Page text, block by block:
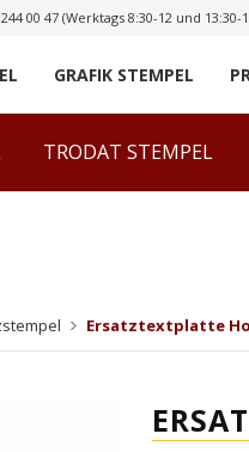
00 47 (Werktags 8:30-12 und 13:30-
GRAFIK STEMPEL
TRODAT STEMPEL
Ersatztextplatte